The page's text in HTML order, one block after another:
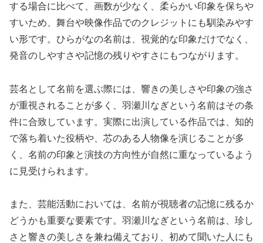
する場合に比べて、画数が少なく、柔らかい印象を保ちや
すいため、舞台や映像作品でのクレジットにも馴染みやす
い形です。ひらがなの名前は、視覚的な印象だけでなく、
発音のしやすさや記憶の残りやすさにもつながります。
芸名として名前を選ぶ際には、響きの美しさや印象の強さ
が重視されることが多く、羽瀬川なぎという名前はその条
件に合致しています。実際に出演している作品では、知的
で落ち着いた役柄や、芯のある人物像を演じることが多
く、名前の印象と演技の方向性が自然に重なっているよう
に見受けられます。
また、芸能活動においては、名前が視聴者の記憶に残るか
どうかも重要な要素です。羽瀬川なぎという名前は、珍し
さと響きの美しさを兼ね備えており、初めて聞いた人にも